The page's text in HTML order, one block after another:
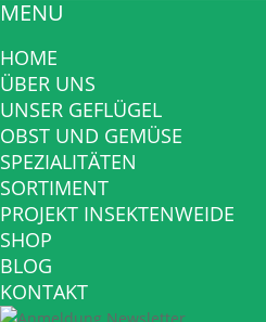
MENU
HOME
ÜBER UNS
UNSER GEFLÜGEL
OBST UND GEMÜSE
SPEZIALITÄTEN
SORTIMENT
PROJEKT INSEKTENWEIDE
SHOP
BLOG
KONTAKT